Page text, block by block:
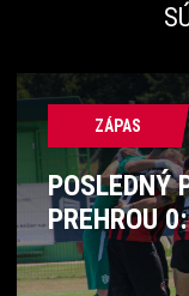
ZÁPAS
POSLEDNÝ
PREHROU